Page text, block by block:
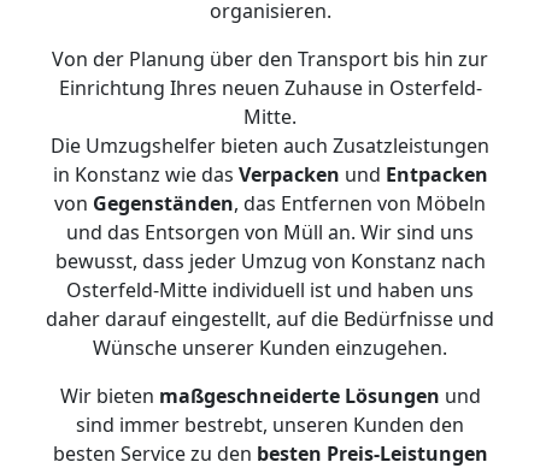
organisieren.
Von der Planung über den Transport bis hin zur
Einrichtung Ihres neuen Zuhause in Osterfeld-
Mitte.
Die Umzugshelfer bieten auch Zusatzleistungen
in Konstanz wie das Verpacken und Entpacken
von Gegenständen, das Entfernen von Möbeln
und das Entsorgen von Müll an. Wir sind uns
bewusst, dass jeder Umzug von Konstanz nach
Osterfeld-Mitte individuell ist und haben uns
daher darauf eingestellt, auf die Bedürfnisse und
Wünsche unserer Kunden einzugehen.
Wir bieten maßgeschneiderte Lösungen und
sind immer bestrebt, unseren Kunden den
besten Service zu den besten Preis-Leistungen